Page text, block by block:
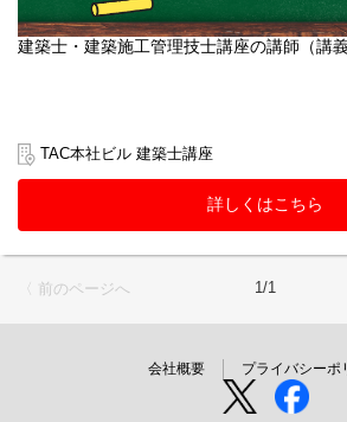
建築士・建築施工管理技士講座の講師（講
TAC本社ビル 建築士講座
詳しくはこちら
〈 前のページへ 1/1
会社概要 プライバシーポ